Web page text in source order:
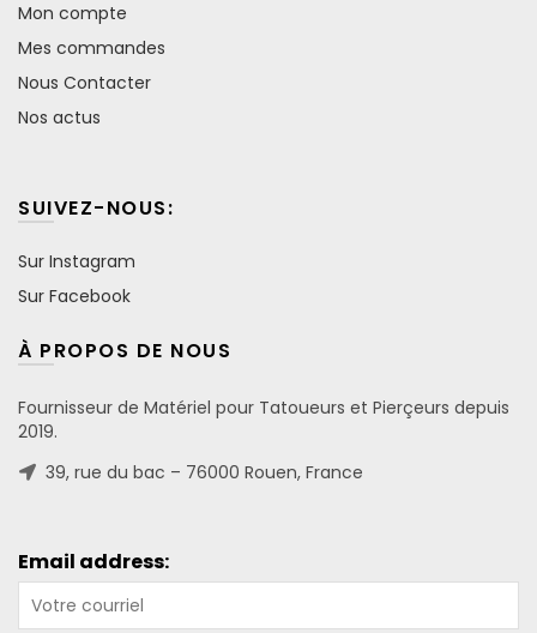
Mon compte
Mes commandes
Nous Contacter
Nos actus
SUIVEZ-NOUS:
Sur Instagram
Sur Facebook
À PROPOS DE NOUS
Fournisseur de Matériel pour Tatoueurs et Pierçeurs depuis
2019.
39, rue du bac – 76000 Rouen, France
Email address: